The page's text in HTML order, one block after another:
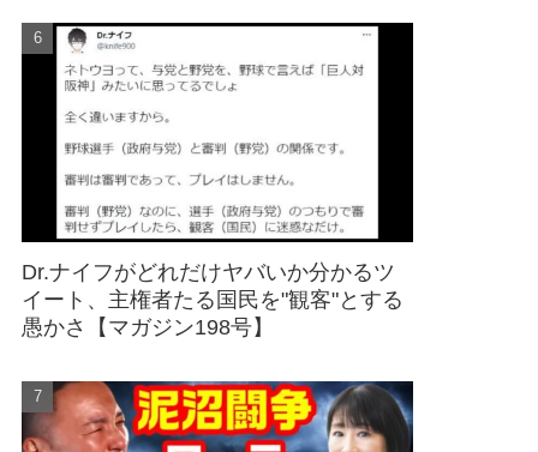
Dr.ナイフがどれだけヤバいか分かるツ
イート、主権者たる国民を"観客"とする
愚かさ【マガジン198号】